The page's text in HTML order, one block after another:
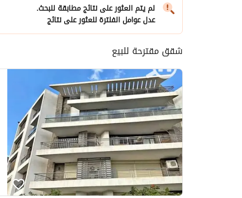
لم يتم العثور على نتائج مطابقة للبحث.
عدل عوامل الفلترةللعثور على نتائج
شقق مقترحة للبيع